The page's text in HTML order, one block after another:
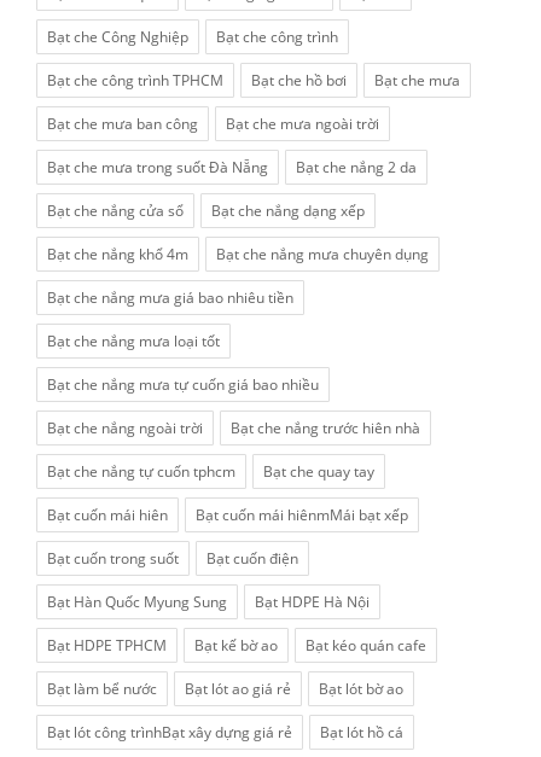
Bạt che Công Nghiệp Bạt che công trình
Bạt che công trình TPHCM Bạt che hồ bơi Bạt che mưa
Bạt che mưa ban công Bạt che mưa ngoài trời
Bạt che mưa trong suốt Đà Nẵng Bạt che nắng 2 da
Bạt che nắng cửa sổ Bạt che nắng dạng xếp
Bạt che nắng khổ 4m Bạt che nắng mưa chuyên dụng
Bạt che nắng mưa giá bao nhiêu tiền
Bạt che nắng mưa loại tốt
Bạt che nắng mưa tự cuốn giá bao nhiều
Bạt che nắng ngoài trời Bạt che nắng trước hiên nhà
Bạt che nắng tự cuốn tphcm Bạt che quay tay
Bạt cuốn mái hiên Bạt cuốn mái hiênmMái bạt xếp
Bạt cuốn trong suốt Bạt cuốn điện
Bạt Hàn Quốc Myung Sung Bạt HDPE Hà Nội
Bạt HDPE TPHCM Bạt kế bờ ao Bạt kéo quán cafe
Bạt làm bể nước Bạt lót ao giá rẻ Bạt lót bờ ao
Bạt lót công trìnhBạt xây dựng giá rẻ Bạt lót hồ cá